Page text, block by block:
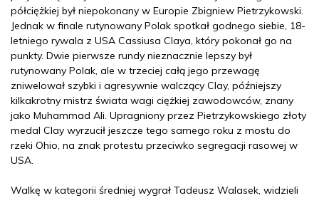
półciężkiej był niepokonany w Europie Zbigniew Pietrzykowski.
Jednak w finale rutynowany Polak spotkał godnego siebie, 18-
letniego rywala z USA Cassiusa Claya, który pokonał go na
punkty. Dwie pierwsze rundy nieznacznie lepszy był
rutynowany Polak, ale w trzeciej całą jego przewagę
zniwelował szybki i agresywnie walczący Clay, późniejszy
kilkakrotny mistrz świata wagi ciężkiej zawodowców, znany
jako Muhammad Ali. Upragniony przez Pietrzykowskiego złoty
medal Clay wyrzucił jeszcze tego samego roku z mostu do
rzeki Ohio, na znak protestu przeciwko segregacji rasowej w
USA.
Walkę w kategorii średniej wygrał Tadeusz Walasek, widzieli